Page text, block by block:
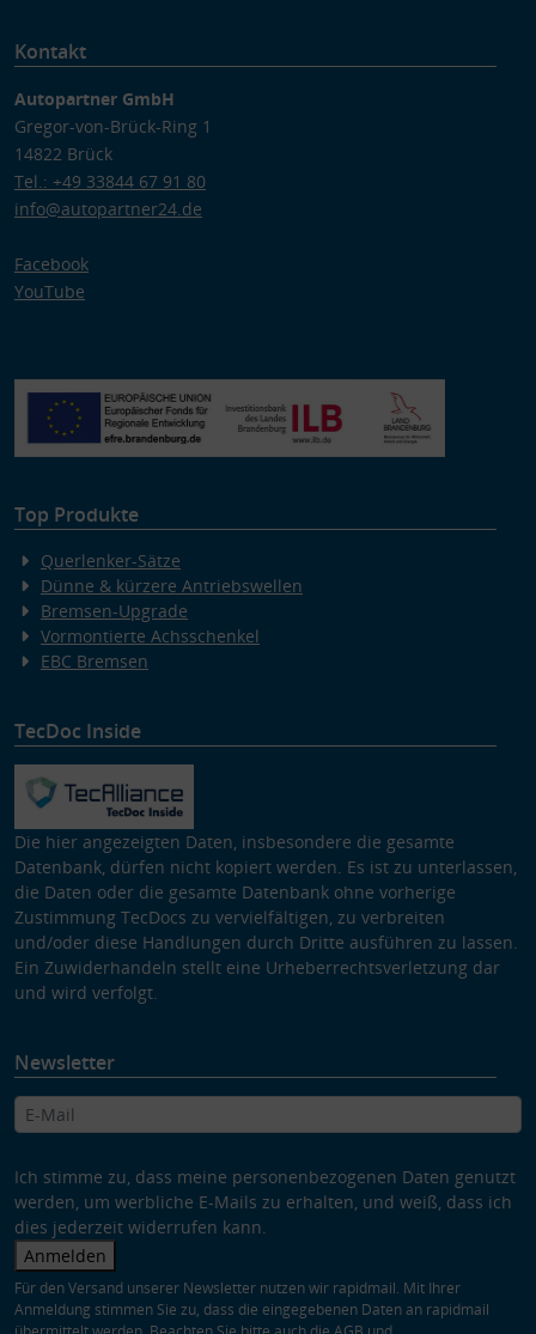
Kontakt
Autopartner GmbH
Gregor-von-Brück-Ring 1
14822 Brück
Tel.: +49 33844 67 91 80
info@autopartner24.de
Facebook
YouTube
Top Produkte
Querlenker-Sätze
Dünne & kürzere Antriebswellen
Bremsen-Upgrade
Vormontierte Achsschenkel
EBC Bremsen
TecDoc Inside
Die hier angezeigten Daten, insbesondere die gesamte
Datenbank, dürfen nicht kopiert werden. Es ist zu unterlassen,
die Daten oder die gesamte Datenbank ohne vorherige
Zustimmung TecDocs zu vervielfältigen, zu verbreiten
und/oder diese Handlungen durch Dritte ausführen zu lassen.
Ein Zuwiderhandeln stellt eine Urheberrechtsverletzung dar
und wird verfolgt.
Newsletter
Ich stimme zu, dass meine personenbezogenen Daten genutzt
werden, um werbliche E-Mails zu erhalten, und weiß, dass ich
dies jederzeit widerrufen kann.
Anmelden
Für den Versand unserer Newsletter nutzen wir rapidmail. Mit Ihrer
Anmeldung stimmen Sie zu, dass die eingegebenen Daten an rapidmail